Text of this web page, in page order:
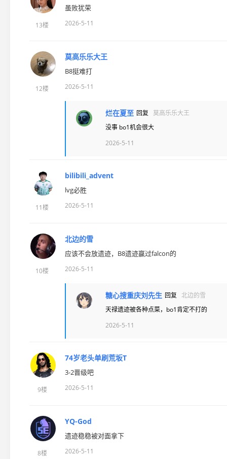
13楼
虽败犹荣
2026-5-11
12楼
莫高乐乐大王
B8挺难打
2026-5-11
烂在夏至 回复
莫高乐乐大王
没事 bo1机会很大
2026-5-11
11楼
bilibili_advent
lvg必胜
2026-5-11
10楼
北边的雪
应该不会放遗迹，B8遗迹赢过falcon的
2026-5-11
糖心搜重庆刘先生 回复
北边的雪
天禄遗迹被各种点菜，bo1肯定不打的
2026-5-11
9楼
74岁老头单刷荒坂T
3-2晋级吧
2026-5-11
8楼
YQ-God
遗迹稳稳被对面拿下
2026-5-11